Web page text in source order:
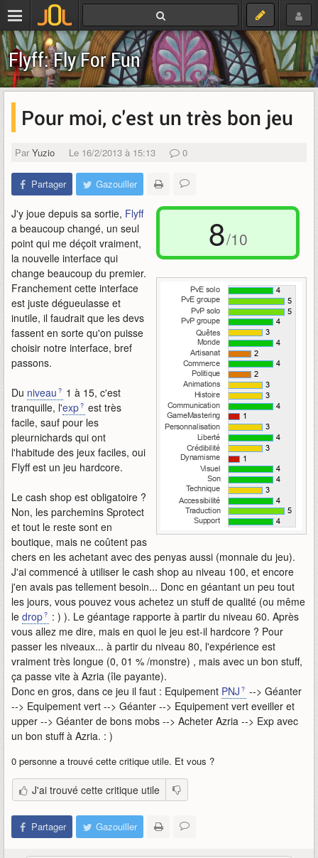
Flyff: Fly For Fun
Pour moi, c'est un très bon jeu
Par Yuzio Le 16/2/2013 à 15:13 0
Partager Gazouiller
8/10
J'y joue depuis sa sortie, Flyff
a beaucoup changé, un seul
point qui me déçoit vraiment,
la nouvelle interface qui
change beaucoup du premier.
Franchement cette interface
est juste dégueulasse et
inutile, il faudrait que les devs
fassent en sorte qu'on puisse
choisir notre interface, bref
passons.
Du niveau
1 à 15, c'est
tranquille, l'exp
est très
facile, sauf pour les
pleurnichards qui ont
l'habitude des jeux faciles, oui
Flyff est un jeu hardcore.
Le cash shop est obligatoire ?
Non, les parchemins Sprotect
et tout le reste sont en
boutique, mais ne coûtent pas
chers en les achetant avec des penyas aussi (monnaie du jeu).
J'ai commencé à utiliser le cash shop au niveau 100, et encore
j'en avais pas tellement besoin... Donc en géantant un peu tout
les jours, vous pouvez vous achetez un stuff de qualité (ou même
le drop
: ) ). Le géantage rapporte à partir du niveau 60. Après
vous allez me dire, mais en quoi le jeu est-il hardcore ? Pour
passer les niveaux... à partir du niveau 80, l'expérience est
vraiment très longue (0, 01 % /monstre) , mais avec un bon stuff,
ça passe vite à Azria (île payante).
Donc en gros, dans ce jeu il faut : Equipement PNJ
--> Géanter
--> Equipement vert --> Géanter --> Equipement vert eveiller et
upper --> Géanter de bons mobs --> Acheter Azria --> Exp avec
un bon stuff à Azria. : )
0 personne a trouvé cette critique utile. Et vous ?
J'ai trouvé cette critique utile
Partager Gazouiller